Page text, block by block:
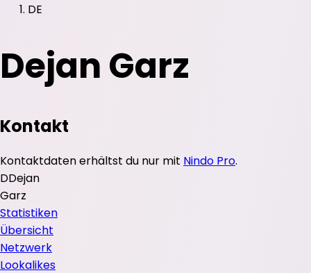
DE
Dejan Garz
Kontakt
Kontaktdaten erhältst du nur mit Nindo Pro.
DDejan
Garz
Statistiken
Übersicht
Netzwerk
Lookalikes